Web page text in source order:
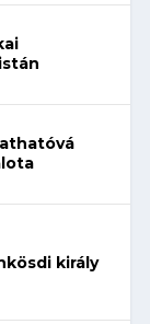
király